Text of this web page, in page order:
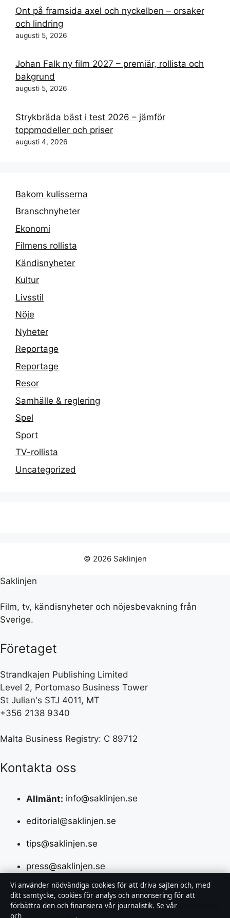
Ont på framsida axel och nyckelben – orsaker
och lindring
augusti 5, 2026
Johan Falk ny film 2027 – premiär, rollista och
bakgrund
augusti 5, 2026
Strykbräda bäst i test 2026 – jämför
toppmodeller och priser
augusti 4, 2026
Bakom kulisserna
Branschnyheter
Ekonomi
Filmens rollista
Kändisnyheter
Kultur
Livsstil
Nöje
Nyheter
Reportage
Reportage
Resor
Samhälle & reglering
Spel
Sport
TV-rollista
Uncategorized
© 2026 Saklinjen
Saklinjen
Film, tv, kändisnyheter och nöjesbevakning från
Sverige.
Företaget
Strandkajen Publishing Limited
Level 2, Portomaso Business Tower
St Julian's STJ 4011, MT
+356 2138 9340
Malta Business Registry: C 89712
Kontakta oss
Allmänt: info@saklinjen.se
editorial@saklinjen.se
tips@saklinjen.se
press@saklinjen.se
Om oss
Vi använder nödvändiga cookies för att driva sajten och, med
ditt samtycke, cookies för analys och annonsering för att
förbättra den och finansiera vår journalistik. Se vår
och
.